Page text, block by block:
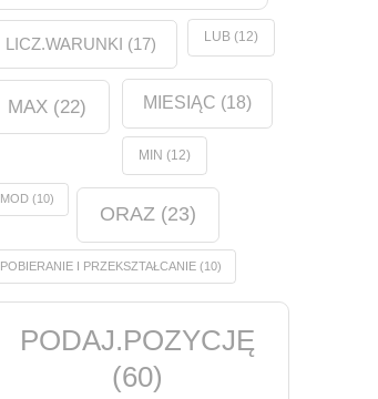
LICZ.WARUNKI (17) LUB(12)
MAX (22) MIESIĄC (18)
MIN (12)
MOD(10)
ORAZ (23)
POBIERANIE I PRZEKSZTAŁCANIE(10)
PODAJ.POZYCJĘ
(60)